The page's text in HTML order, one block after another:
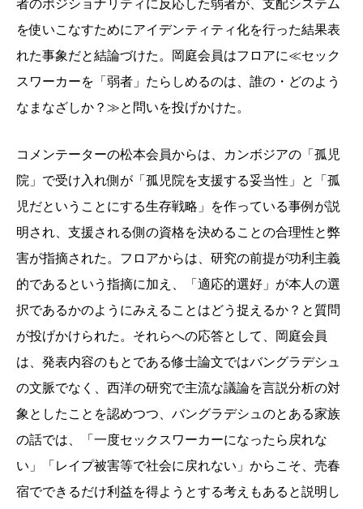
者のポジショナリティに反応した弱者が、支配システム
を使いこなすためにアイデンティティ化を行った結果表
れた事象だと結論づけた。岡庭会員はフロアに≪セック
スワーカーを「弱者」たらしめるのは、誰の・どのよう
なまなざしか？≫と問いを投げかけた。
コメンテーターの松本会員からは、カンボジアの「孤児
院」で受け入れ側が「孤児院を支援する妥当性」と「孤
児だということにする生存戦略」を作っている事例が説
明され、支援される側の資格を決めることの合理性と弊
害が指摘された。フロアからは、研究の前提が功利主義
的であるという指摘に加え、「適応的選好」が本人の選
択であるかのようにみえることはどう捉えるか？と質問
が投げかけられた。それらへの応答として、岡庭会員
は、発表内容のもとである修士論文ではバングラデシュ
の文脈でなく、西洋の研究で主流な議論を言説分析の対
象としたことを認めつつ、バングラデシュのとある家族
の話では、「一度セックスワーカーになったら戻れな
い」「レイプ被害等で社会に戻れない」からこそ、売春
宿でできるだけ利益を得ようとする考えもあると説明し